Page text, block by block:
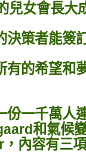
兒女會長
決策者能
有的希望
份一千萬人
和氣候
內容有三